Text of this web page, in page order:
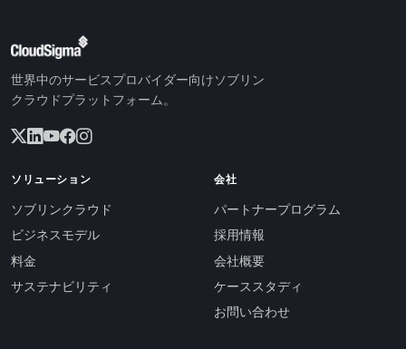
世界中のサービスプロバイダー向けソブリン
クラウドプラットフォーム。
ソリューション
ソブリンクラウド
ビジネスモデル
料金
サステナビリティ
会社
パートナープログラム
採用情報
会社概要
ケーススタディ
お問い合わせ